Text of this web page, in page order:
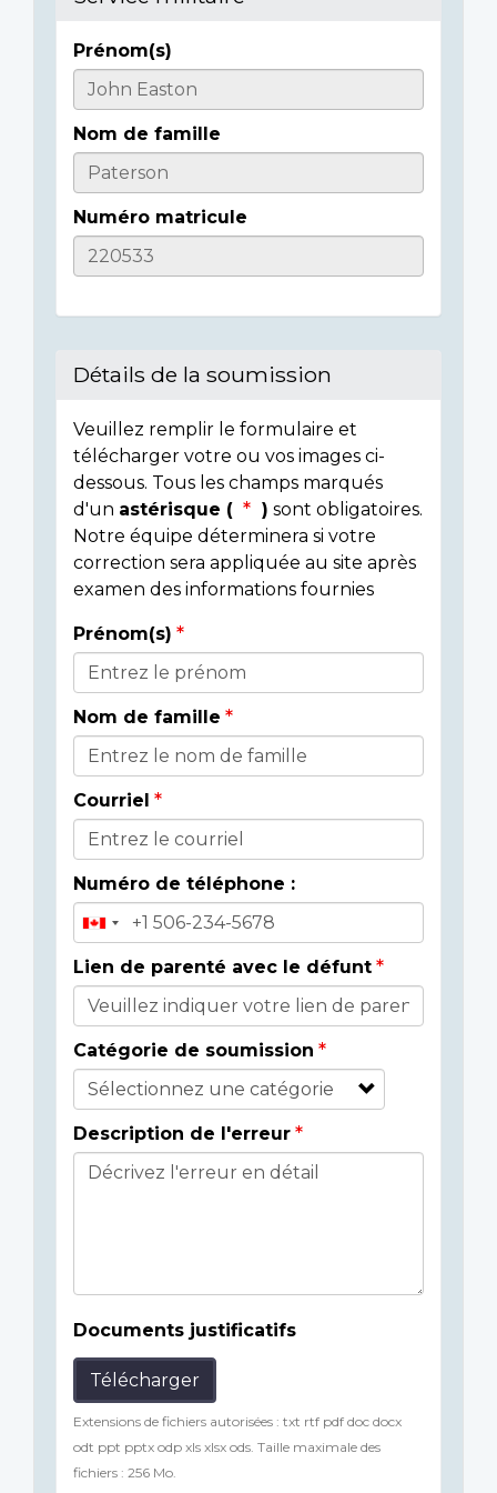
Casualty
Details
Prénom(s)
Nom de famille
Numéro matricule
Détails de la soumission
Veuillez remplir le formulaire et
télécharger votre ou vos images ci-
dessous. Tous les champs marqués
d'un astérisque ( ) sont obligatoires.
Notre équipe déterminera si votre
correction sera appliquée au site après
examen des informations fournies
Donor
Details
Prénom(s)
Nom de famille
Courriel
Numéro de téléphone :
Lien de parenté avec le défunt
Catégorie de soumission
Description de l'erreur
Documents justificatifs
Télécharger
Extensions de fichiers autorisées : txt rtf pdf doc docx
odt ppt pptx odp xls xlsx ods. Taille maximale des
fichiers : 256 Mo.